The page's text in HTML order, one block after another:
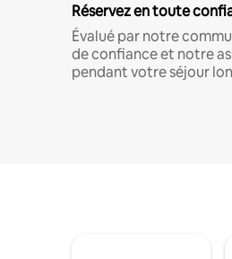
Réservez en toute
Évalué par notre
de confiance et notre
pendant votre séjour